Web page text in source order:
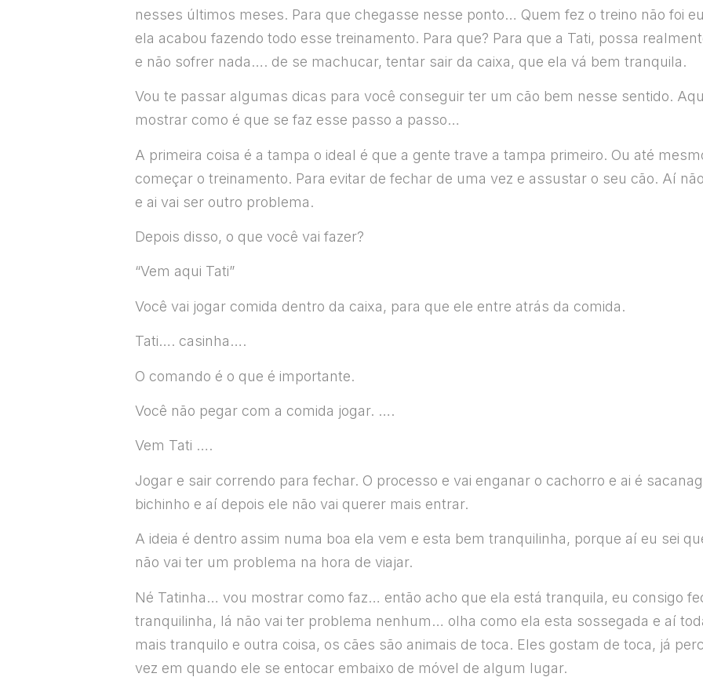
nesses últimos meses. Para que chegasse nesse ponto… Quem fez o treino não foi
ela acabou fazendo todo esse treinamento. Para que? Para que a Tati, possa
e não sofrer nada…. de se machucar, tentar sair da caixa, que ela vá bem tranquila.
Vou te passar algumas dicas para você conseguir ter um cão bem nesse sentido.
mostrar como é que se faz esse passo a passo…
A primeira coisa é a tampa o ideal é que a gente trave a tampa primeiro. Ou até
começar o treinamento. Para evitar de fechar de uma vez e assustar o seu cão. Aí
e ai vai ser outro problema.
Depois disso, o que você vai fazer?
“Vem aqui Tati”
Você vai jogar comida dentro da caixa, para que ele entre atrás da comida.
Tati…. casinha….
O comando é o que é importante.
Você não pegar com a comida jogar. ….
Vem Tati ….
Jogar e sair correndo para fechar. O processo e vai enganar o cachorro e ai é
bichinho e aí depois ele não vai querer mais entrar.
A ideia é dentro assim numa boa ela vem e esta bem tranquilinha, porque aí eu sei
não vai ter um problema na hora de viajar.
Né Tatinha… vou mostrar como faz… então acho que ela está tranquila, eu consigo
tranquilinha, lá não vai ter problema nenhum… olha como ela esta sossegada e aí
mais tranquilo e outra coisa, os cães são animais de toca. Eles gostam de toca, já
vez em quando ele se entocar embaixo de móvel de algum lugar.